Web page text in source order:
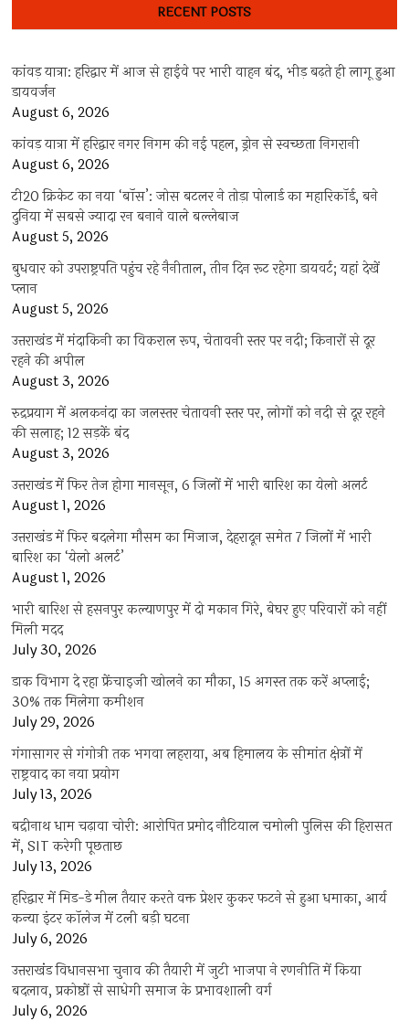
RECENT POSTS
कांवड़ यात्रा: हरिद्वार में आज से हाईवे पर भारी वाहन बंद, भीड़ बढ़ते ही लागू हुआ
डायवर्जन
August 6, 2026
कांवड़ यात्रा में हरिद्वार नगर निगम की नई पहल, ड्रोन से स्वच्छता निगरानी
August 6, 2026
टी20 क्रिकेट का नया ‘बॉस’: जोस बटलर ने तोड़ा पोलार्ड का महारिकॉर्ड, बने
दुनिया में सबसे ज्यादा रन बनाने वाले बल्लेबाज
August 5, 2026
बुधवार को उपराष्ट्रपति पहुंच रहे नैनीताल, तीन दिन रूट रहेगा डायवर्ट; यहां देखें
प्‍लान
August 5, 2026
उत्तराखंड में मंदाकिनी का विकराल रूप, चेतावनी स्तर पर नदी; किनारों से दूर
रहने की अपील
August 3, 2026
रुद्रप्रयाग में अलकनंदा का जलस्तर चेतावनी स्तर पर, लोगों को नदी से दूर रहने
की सलाह; 12 सड़कें बंद
August 3, 2026
उत्तराखंड में फिर तेज होगा मानसून, 6 जिलों में भारी बारिश का येलो अलर्ट
August 1, 2026
उत्तराखंड में फिर बदलेगा मौसम का मिजाज, देहरादून समेत 7 जिलों में भारी
बारिश का ‘येलो अलर्ट’
August 1, 2026
भारी बारिश से हसनपुर कल्याणपुर में दो मकान गिरे, बेघर हुए परिवारों को नहीं
मिली मदद
July 30, 2026
डाक विभाग दे रहा फ्रेंचाइजी खोलने का मौका, 15 अगस्त तक करें अप्लाई;
30% तक मिलेगा कमीशन
July 29, 2026
गंगासागर से गंगोत्री तक भगवा लहराया, अब हिमालय के सीमांत क्षेत्रों में
राष्ट्रवाद का नया प्रयोग
July 13, 2026
बद्रीनाथ धाम चढ़ावा चोरी: आरोपित प्रमोद नौटियाल चमोली पुलिस की हिरासत
में, SIT करेगी पूछताछ
July 13, 2026
हरिद्वार में मिड-डे मील तैयार करते वक्त प्रेशर कुकर फटने से हुआ धमाका, आर्य
कन्या इंटर कॉलेज में टली बड़ी घटना
July 6, 2026
उत्तराखंंड विधानसभा चुनाव की तैयारी में जुटी भाजपा ने रणनीति में किया
बदलाव, प्रकोष्ठों से साधेगी समाज के प्रभावशाली वर्ग
July 6, 2026